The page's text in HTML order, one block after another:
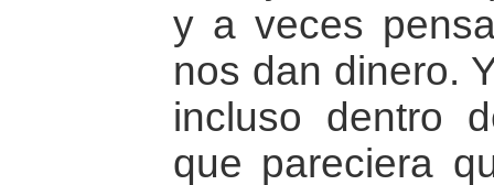
y a veces
nos dan dinero.
incluso dentro
que pareciera